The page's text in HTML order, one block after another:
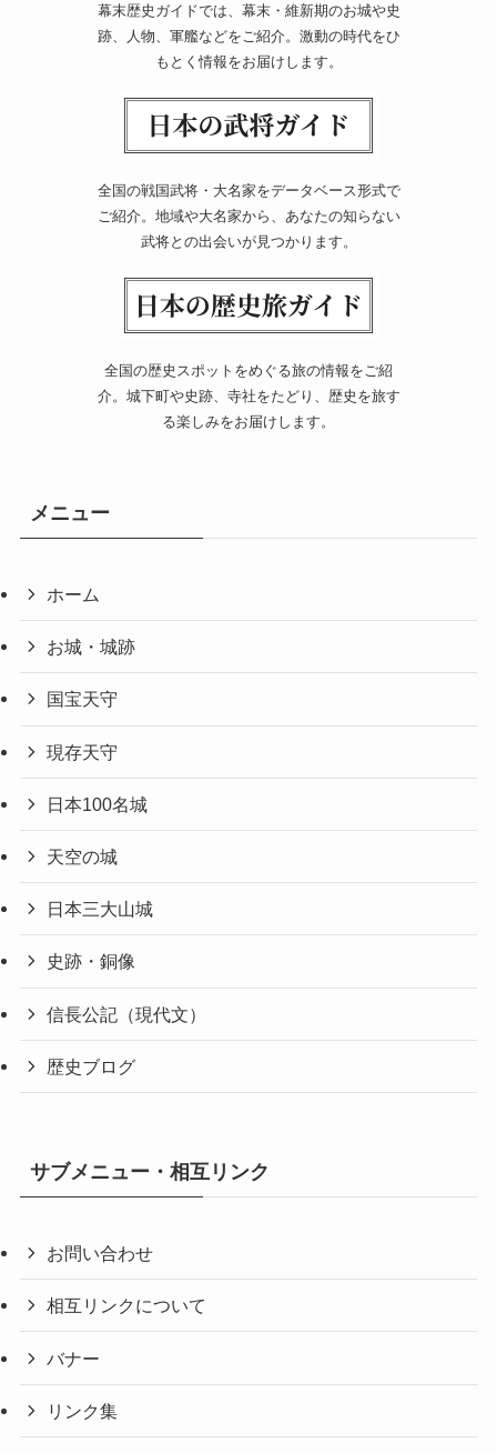
幕末歴史ガイドでは、幕末・維新期のお城や史
跡、人物、軍艦などをご紹介。激動の時代をひ
もとく情報をお届けします。
全国の戦国武将・大名家をデータベース形式で
ご紹介。地域や大名家から、あなたの知らない
武将との出会いが見つかります。
全国の歴史スポットをめぐる旅の情報をご紹
介。城下町や史跡、寺社をたどり、歴史を旅す
る楽しみをお届けします。
メニュー
ホーム
お城・城跡
国宝天守
現存天守
日本100名城
天空の城
日本三大山城
史跡・銅像
信長公記（現代文）
歴史ブログ
サブメニュー・相互リンク
お問い合わせ
相互リンクについて
バナー
リンク集